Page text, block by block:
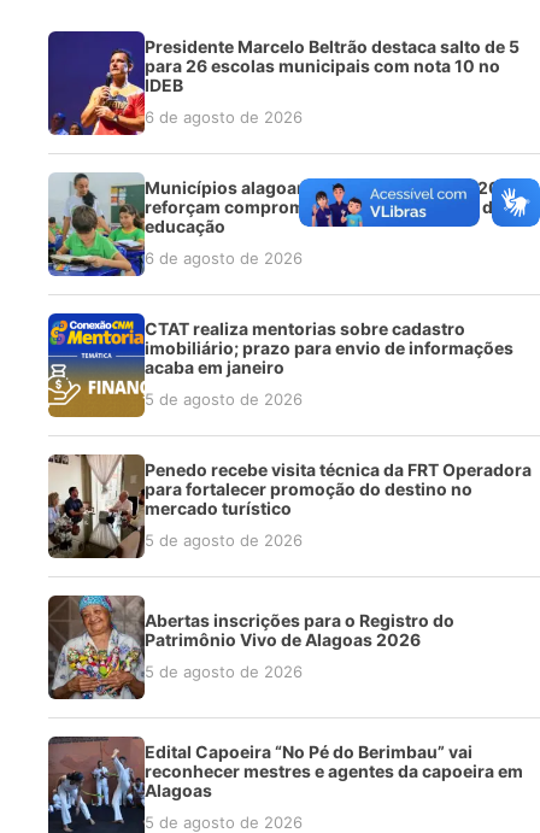
Presidente Marcelo Beltrão destaca salto de 5
para 26 escolas municipais com nota 10 no
IDEB
6 de agosto de 2026
Municípios alagoanos avançam no IDEB 2025 e
reforçam compromisso com a qualidade da
educação
6 de agosto de 2026
CTAT realiza mentorias sobre cadastro
imobiliário; prazo para envio de informações
acaba em janeiro
5 de agosto de 2026
Penedo recebe visita técnica da FRT Operadora
para fortalecer promoção do destino no
mercado turístico
5 de agosto de 2026
Abertas inscrições para o Registro do
Patrimônio Vivo de Alagoas 2026
5 de agosto de 2026
Edital Capoeira “No Pé do Berimbau” vai
reconhecer mestres e agentes da capoeira em
Alagoas
5 de agosto de 2026